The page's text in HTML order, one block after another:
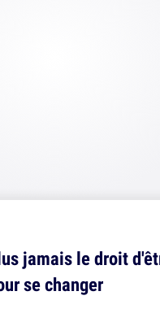
jamais le droit
se changer